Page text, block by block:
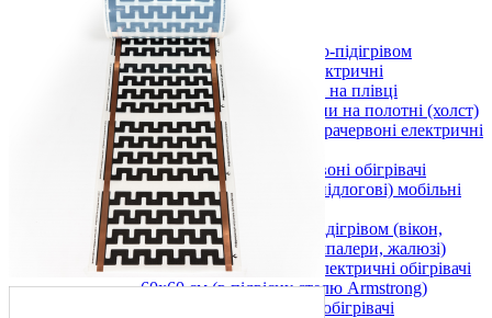
Килимки 12 В (автомобільні)
Килимки 220 В та 12 В
Показати усі Теплі килими з електро-підігрівом
Картини обігрівачі інфрачервоні електричні
Електричні картини обігрівачі на плівці
Інфрачервоні обігрівачі картини на полотні (холст)
Показати усі Картини обігрівачі інфрачервоні електричні
Інфрачервоні електричні обігрівачі
Плівкові електричні інфрачервоні обігрівачі
Універсальні (настінні, підлогові) мобільні
плівкові обігрівачі
Інші вироби з електро-підігрівом (вікон,
дзеркал, фільтрів авто, шпалери, жалюзі)
Стельові інфрачервоні електричні обігрівачі
60х60 см (в підвісну стелю Armstrong)
Інші інфрачервоні електричні обігрівачі